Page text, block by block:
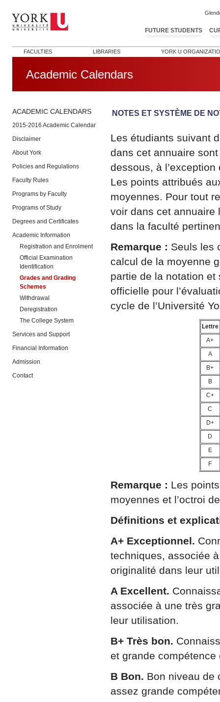
FUTURE STUDENTS
FACULTIES LIBRARIES YORK U
Academic Calendars
ACADEMIC CALENDARS
2015-2016 Academic Calendar
Disclaimer
About York
Policies and Regulations
Faculty Rules
Programs by Faculty
Programs of Study
Degrees and Certificates
Academic Information
Registration and Enrolment
Official Examination
Identification
Grades and Grading
Schemes
Withdrawal
Deregistration
The College System
Services and Support
Financial Information
Admission
Contact
NOTES ET SYSTÈME DE
Les étudiants suivant
dans cet annuaire
dessous, à
Les points attribués
moyennes. Pour tout
voir dans cet annuaire
dans la faculté
Remarque : Seuls les
calcul de la moyenne
partie de la notation
officielle pour
cycle de l’Université
Lettre
A+
A
B+
B
C+
C
D+
D
E
F
Remarque : Les
moyennes et l’octroi
Définitions et
A+ Exceptionnel.
techniques, associée
originalité dans leur
A Excellent.
associée à une très
leur utilisation.
B+ Très bon.
et grande
B Bon. Bon niveau de
assez grande